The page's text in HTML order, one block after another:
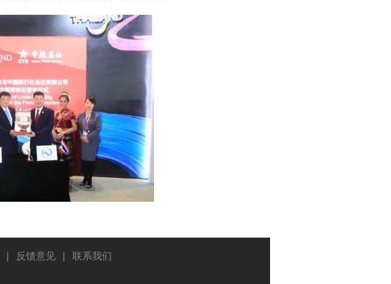
| 反馈意见 |
联系我们